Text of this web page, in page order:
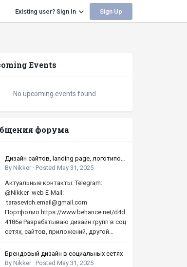
Existing user? Sign In Sign Up
Events
No upcoming events found
форума
Дизайн сайтов, landing page, логотипов,
баннеров, шапок | Высокое качество,
By Nikker · Posted May 31, 2025
Актуальные контакты: Telegram:
@Nikker_web E-Mail:
tarasevich.email@gmail.com
Портфолио https://www.behance.net/d4d
4186e Разрабатываю дизайн групп в соц
сетях, сайтов, приложений, другой...
Брендовый дизайн в социальных сетях
By Nikker · Posted May 31, 2025